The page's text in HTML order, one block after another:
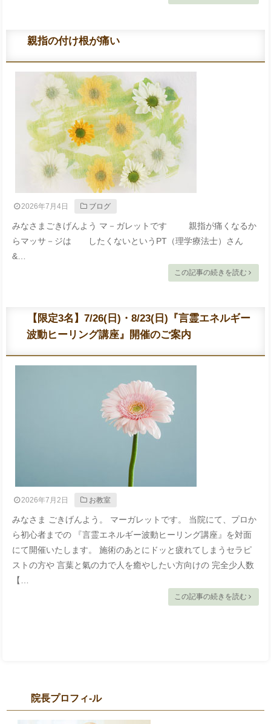
親指の付け根が痛い
2026年7月4日 ブログ
みなさまごきげんよう マ－ガレットです 親指が痛くなるか
らマッサ－ジは したくないというPT（理学療法士）さん
&…
この記事の続きを読む
【限定3名】7/26(日)・8/23(日)『言霊エネルギー
波動ヒーリング講座』開催のご案内
2026年7月2日 お教室
みなさま ごきげんよう。 マーガレットです。 当院にて、プロか
ら初心者までの 『言霊エネルギー波動ヒーリング講座』を対面
にて開催いたします。 施術のあとにドッと疲れてしまうセラピ
ストの方や 言葉と氣の力で人を癒やしたい方向けの 完全少人数
【…
この記事の続きを読む
院長プロフィ-ル